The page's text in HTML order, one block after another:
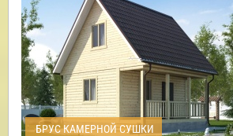
БРУС КАМЕРНОЙ СУШКИ